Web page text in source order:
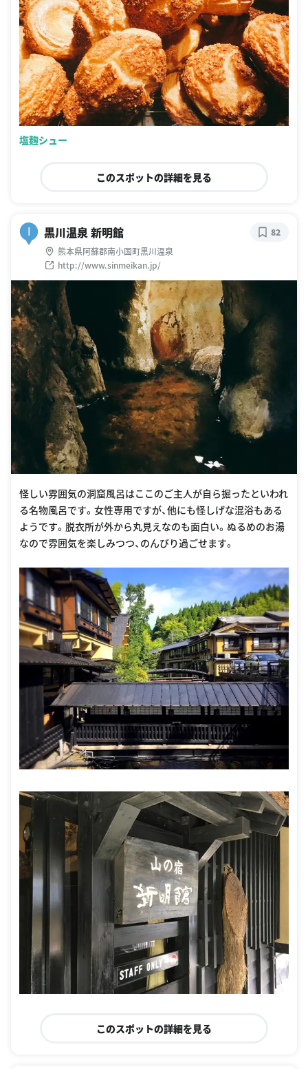
塩麹シュー
このスポットの詳細を見る
I 黒川温泉 新明館
熊本県阿蘇郡南小国町黒川温泉
http://www.sinmeikan.jp/
82
怪しい雰囲気の洞窟風呂はここのご主人が自ら掘ったといわれ
る名物風呂です。女性専用ですが、他にも怪しげな混浴もある
ようです。脱衣所が外から丸見えなのも面白い。ぬるめのお湯
なので雰囲気を楽しみつつ、のんびり過ごせます。
このスポットの詳細を見る